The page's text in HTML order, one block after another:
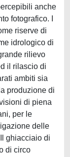
anche
fotografico. I
riserve di
idrologico di
rilievo
il rilascio di
ambiti sia
produzione di
di piena
per le
delle
ghiacciaio di
di circo